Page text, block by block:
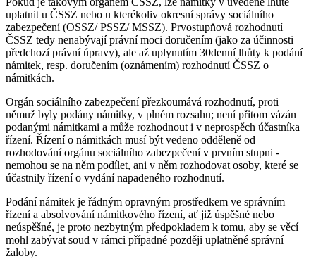
uplatnit u ČSSZ nebo u kterékoliv okresní správy sociálního
zabezpečení (OSSZ/ PSSZ/ MSSZ). Prvostupňová rozhodnutí
ČSSZ tedy nenabývají právní moci doručením (jako za účinnosti
předchozí právní úpravy), ale až uplynutím 30denní lhůty k podání
námitek, resp. doručením (oznámením) rozhodnutí ČSSZ o
námitkách.
Orgán sociálního zabezpečení přezkoumává rozhodnutí, proti
němuž byly podány námitky, v plném rozsahu; není přitom vázán
podanými námitkami a může rozhodnout i v neprospěch účastníka
řízení. Řízení o námitkách musí být vedeno odděleně od
rozhodování orgánu sociálního zabezpečení v prvním stupni -
nemohou se na něm podílet, ani v něm rozhodovat osoby, které se
účastnily řízení o vydání napadeného rozhodnutí.
Podání námitek je řádným opravným prostředkem ve správním
řízení a absolvování námitkového řízení, ať již úspěšné nebo
neúspěšné, je proto nezbytným předpokladem k tomu, aby se věcí
mohl zabývat soud v rámci případné později uplatněné správní
žaloby.